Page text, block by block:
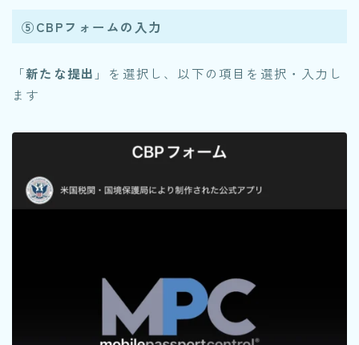
⑤CBPフォームの入力
「新たな提出 」を選択し、以下の項目を選択・入力し
ます